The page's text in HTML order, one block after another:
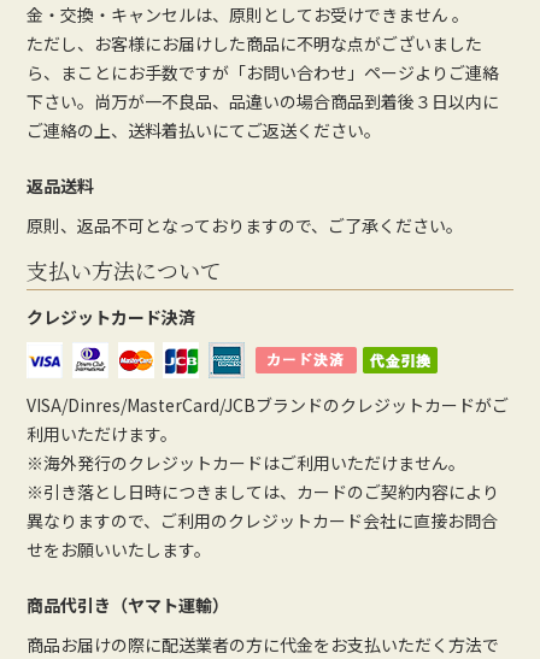
金・交換・キャンセルは、原則としてお受けできません 。
ただし、お客様にお届けした商品に不明な点がございました
ら、まことにお手数ですが「お問い合わせ」ページよりご連絡
下さい。尚万が一不良品、品違いの場合商品到着後３日以内に
ご連絡の上、送料着払いにてご返送ください。
返品送料
原則、返品不可となっておりますので、ご了承ください。
支払い方法について
クレジットカード決済
VISA/Dinres/MasterCard/JCBブランドのクレジットカードがご
利用いただけます。
※海外発行のクレジットカードはご利用いただけません。
※引き落とし日時につきましては、カードのご契約内容により
異なりますので、ご利用のクレジットカード会社に直接お問合
せをお願いいたします。
商品代引き（ヤマト運輸）
商品お届けの際に配送業者の方に代金をお支払いただく方法で